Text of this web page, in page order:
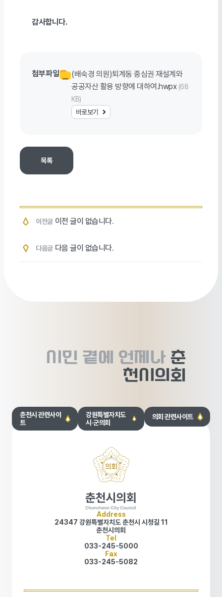
감사합니다.
첨부파일
(배숙경 의원)퇴계동 중심권 재설계와
공공자산 활용 방향에 대하여.hwpx (68
KB)
바로보기
목록
이전글 이전 글이 없습니다.
다음글 다음 글이 없습니다.
시민 곁에 언제나 춘
천시의회
춘천시 관련사이
트
강원특별자치도
시·군의회
의회 관련사이트
Address
24347 강원특별자치도 춘천시 시청길 11
춘천시의회
Tel
033-245-5000
Fax
033-245-5082